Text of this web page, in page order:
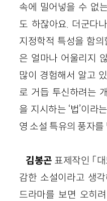
속에 밀어넣을 수 없
도 하잖아요. 더군다
지정학적 특성을 함
은 얼마나 어울리지
많이 경험해서 알고
로 거듭 투신하려는
을 지시하는 ‘법’이라
영 소설 특유의 풍자를
김봉곤 표제작인 「
감한 소설이라고 생
드라마를 보면 오히